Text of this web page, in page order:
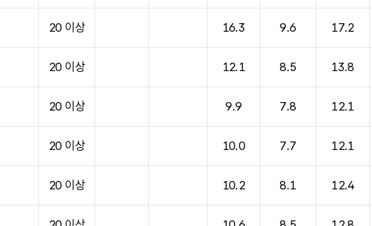
20 이상 16.3 9.6 17.2
20 이상 12.1 8.5 13.8
20 이상 9.9 7.8 12.1
20 이상 10.0 7.7 12.1
20 이상 10.2 8.1 12.4